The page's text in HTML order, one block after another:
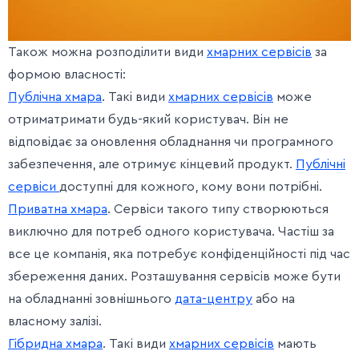
Також можна розподілити види хмарних сервісів за
формою власності:
Публічна хмара. Такі види хмарних сервісів може
отриматримати будь-який користувач. Він не
відповідає за оновлення обладнання чи програмного
забезпечення, але отримує кінцевий продукт. Публічні
сервіси доступні для кожного, кому вони потрібні.
Приватна хмара. Сервіси такого типу створюються
виключно для потреб одного користувача. Частіш за
все це компанія, яка потребує конфіденційності під час
збереження даних. Розташування сервісів може бути
на обладнанні зовнішнього дата-центру або на
власному залізі.
Гібридна хмара. Такі види хмарних сервісів мають